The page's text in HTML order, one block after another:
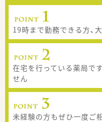
19時まで勤務できる方、大
在宅を行っている薬局で
せん
未経験の方もぜひ一度ご